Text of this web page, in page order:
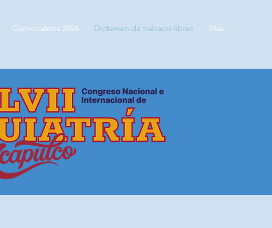
Convocatoria 2026 Dictamen de trabajos libres Más